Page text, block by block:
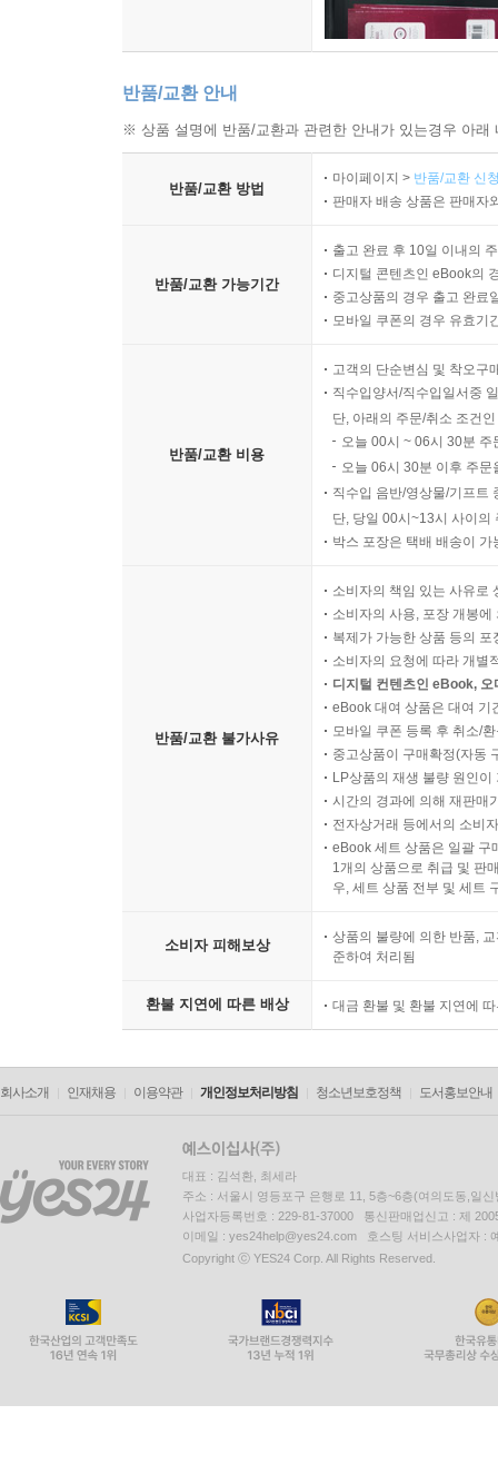
반품/교환 안내
※ 상품 설명에 반품/교환과 관련한 안내가 있는경우 아
반품/교환 방법
마이페이지 > 반품/교환 신
판매자 배송 상품은 판매자
반품/교환 가능기간
출고 완료 후 10일 이내의
디지털 콘텐츠인 eBook의
중고상품의 경우 출고 완료
모바일 쿠폰의 경우 유효기
반품/교환 비용
고객의 단순변심 및 착오구
직수입양서/직수입일서중
단, 아래의 주문/취소 조건
오늘 00시 ~ 06시 30분
오늘 06시 30분 이후 주
직수입 음반/영상물/기프트
단, 당일 00시~13시 사이의
박스 포장은 택배 배송이
반품/교환 불가사유
소비자의 책임 있는 사유로
소비자의 사용, 포장 개봉
복제가 가능한 상품 등의
소비자의 요청에 따라 개별
디지털 컨텐츠인 eBook,
eBook 대여 상품은 대여 기
모바일 쿠폰 등록 후 취소/
중고상품이 구매확정(자동
LP상품의 재생 불량 원인
시간의 경과에 의해 재판매
전자상거래 등에서의 소비
eBook 세트 상품은 일괄 구
1개의 상품으로 취급 및 판
우, 세트 상품 전부 및 세트
소비자 피해보상
상품의 불량에 의한 반품,
준하여 처리됨
환불 지연에 따른 배상 대금 환불 및 환불 지연에
회사소개 인재채용 이용약관 개인정보처리방침 청소년보호정책 도서홍보안내
대표 : 김석환, 최세라
주소 : 서울시 영등포구 은행로 11, 5층~6층(여의도동,일신
사업자등록번호 : 229-81-37000 통신판매업신고 : 제
이메일 : yes24help@yes24.com 호스팅 서비스사업자 :
Copyright ⓒ YES24 Corp. All Rights Reserved.